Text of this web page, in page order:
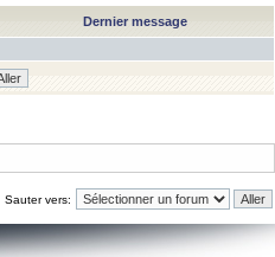
Dernier message
Sauter vers: